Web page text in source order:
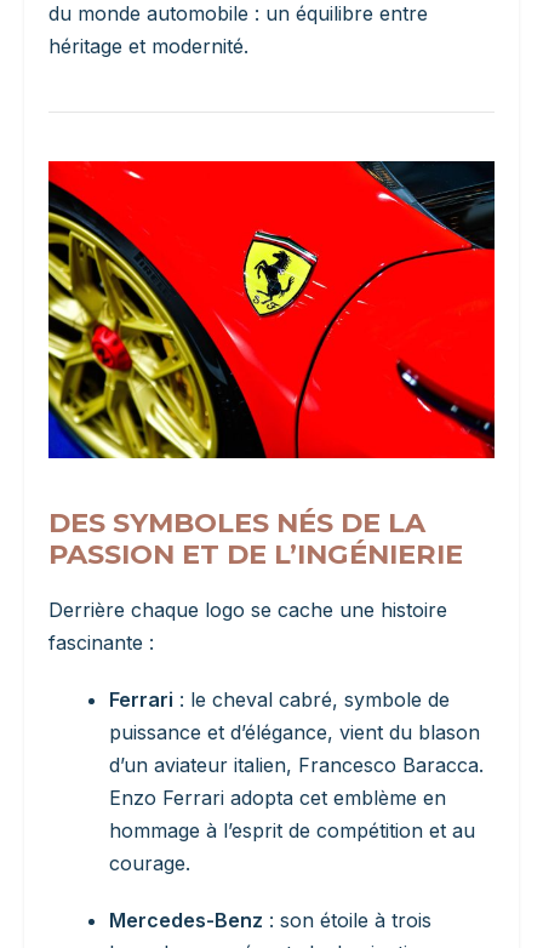
du monde automobile : un équilibre entre
héritage et modernité.
DES SYMBOLES NÉS DE LA
PASSION ET DE L’INGÉNIERIE
Derrière chaque logo se cache une histoire
fascinante :
Ferrari : le cheval cabré, symbole de
puissance et d’élégance, vient du blason
d’un aviateur italien, Francesco Baracca.
Enzo Ferrari adopta cet emblème en
hommage à l’esprit de compétition et au
courage.
Mercedes-Benz : son étoile à trois